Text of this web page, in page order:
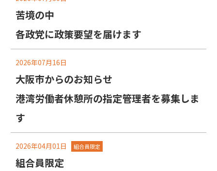
苦境の中
各政党に政策要望を届けます
2026年07月16日
大阪市からのお知らせ
港湾労働者休憩所の指定管理者を募集しま
す
2026年04月01日 組合員限定
組合員限定